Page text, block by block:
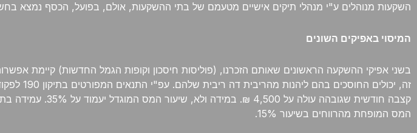
השקעות מנוהלים ע"י מנהלי תיקים אישיים מטעמם של בתי ההשקעות, אולם, בפועל, הכסף נמצא
המיסוי באפיקים השונים
בשני אפיקי ההשקעה הראשונים שאותם הזכרנו, (פוליסות חיסכון וקופות הגמל החדשות) קיימת
זה,
קצבה חודשית
המס המופחת מהרווחים בשיעור 15%.